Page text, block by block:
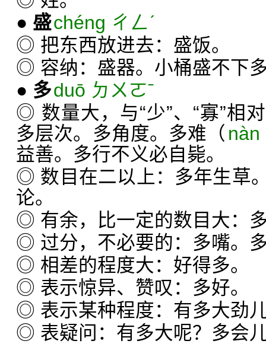
● 盛chéng ㄔㄥˊ
◎ 把东西放进去：盛饭。
◎ 容纳：盛器。小桶盛不下
● 多duō ㄉㄨㄛˉ
◎ 数量大，与“少”、“寡”相
多层次。多角度。多难（ nàn
益善。多行不义必自毙。
◎ 数目在二以上：多年生草
论。
◎ 有余，比一定的数目大：
◎ 过分，不必要的：多嘴。
◎ 相差的程度大：好得多。
◎ 表示惊异、赞叹：多好。
◎ 表示某种程度：有多大劲
◎ 表疑问：有多大呢？多会